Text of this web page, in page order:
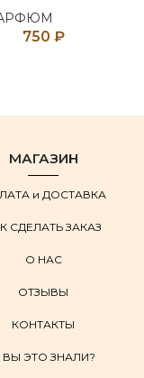
750 ₽
МАГАЗИН
и ДОСТАВКА
СДЕЛАТЬ ЗАКАЗ
О НАС
ОТЗЫВЫ
КОНТАКТЫ
ВЫ ЭТО ЗНАЛИ?